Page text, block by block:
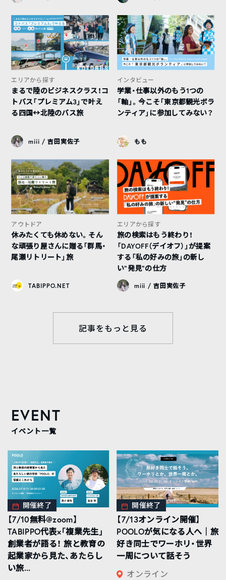
エリアから探す
まるで陸のビジネスクラス！コ
トバス「プレミアム3」で叶え
る四国↔︎北陸のバス旅
miii / 吉田実佐子
インタビュー
学業・仕事以外のもう1つの
「軸」。今こそ「東京都観光ボラ
ンティア」に参加してみない？
もも
アウトドア
休みたくても休めない。そん
な頑張り屋さんに贈る「群馬・
尾瀬リトリート」旅
TABIPPO.NET
エリアから探す
旅の検索はもう終わり！
「DAYOFF（デイオフ）」が提案
する「私の好みの旅」の新し
い“発見”の仕方
miii / 吉田実佐子
記事をもっと見る
EVENT
イベント一覧
開催終了
【7/10無料@zoom】
TABIPPO代表×「複業先生」
創業者が語る！ 旅と教育の
起業家から見た、あたらし
い旅...
開催終了
【7/13オンライン開催】
POOLOが気になる人へ｜旅
好き同士でワーホリ・世界
一周について話そう
オンライン